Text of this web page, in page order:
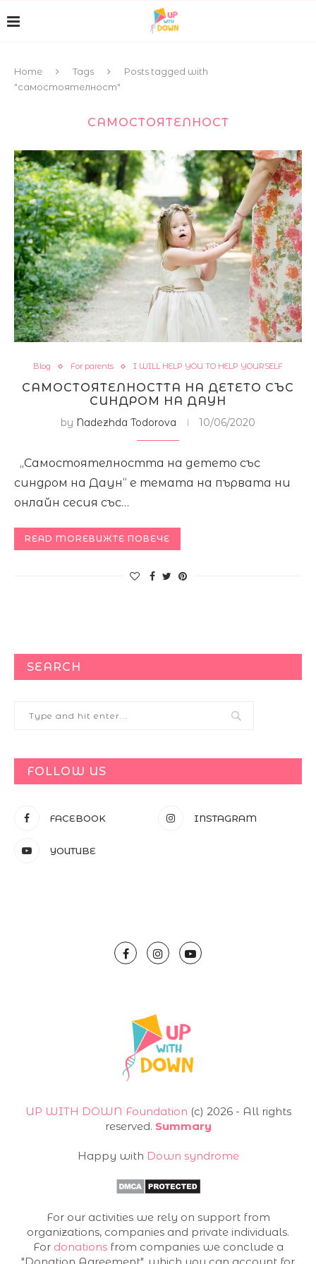
Home Tags
Posts tagged with
"самостоятелност"
САМОСТОЯТЕЛНОСТ
Blog For parents I WILL HELP YOU TO HELP YOURSELF
САМОСТОЯТЕЛНОСТТА НА ДЕТЕТО СЪС
СИНДРОМ НА ДАУН
by Nadezhda Todorova 10/06/2020
„Самостоятелността на детето със
синдром на Даун“ е темата на първата ни
онлайн сесия със…
READ MOREВИЖТЕ ПОВЕЧЕ
SEARCH
FOLLOW US
FACEBOOK INSTAGRAM
YOUTUBE
UP WITH DOWN Foundation (с) 2026 - All rights
reserved. Summary
Happy with Down syndrome
For our activities we rely on support from
organizations, companies and private individuals.
For donationsfrom companies we conclude a